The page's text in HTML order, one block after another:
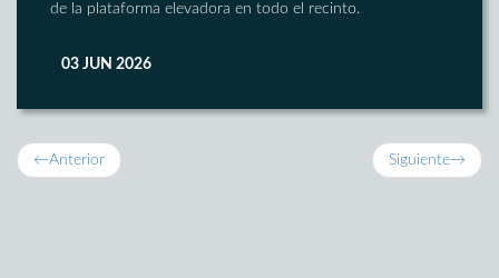
de la plataforma elevadora en todo el recinto.
03 JUN 2026
←Anterior Siguiente→